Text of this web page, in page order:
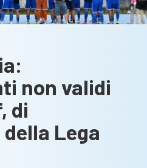
non validi
di
Lega